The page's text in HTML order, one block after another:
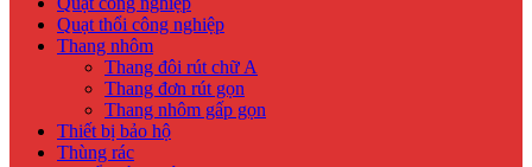
Quạt thổi công nghiệp
Thang nhôm
Thang đôi rút chữ A
Thang đơn rút gọn
Thang nhôm gấp gọn
Thiết bị bảo hộ
Thùng rác